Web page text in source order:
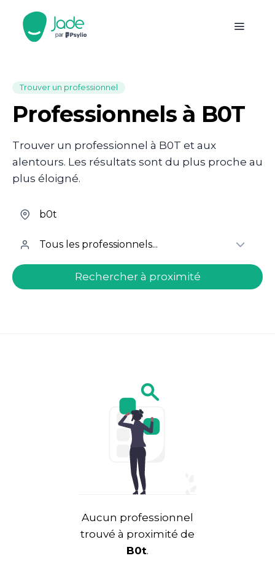
Trouver un professionnel
Professionnels à B0T
Trouver un professionnel à B0T et aux
alentours. Les résultats sont du plus proche au
plus éloigné.
welcome.search.find.subtitle
Rechercher à proximité
Aucun professionnel
trouvé à proximité de
B0t.